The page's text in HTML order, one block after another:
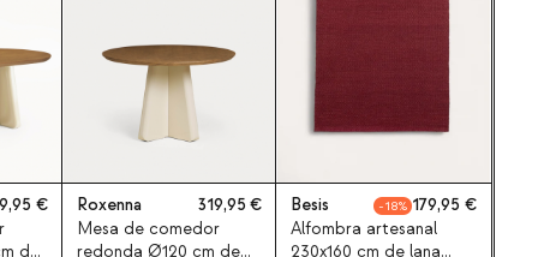
de
Roxenna
319,95
Mesa de comedor
redonda Ø120 cm de
Besis 18
179,95
Alfombra artesanal
230x160 cm de lana